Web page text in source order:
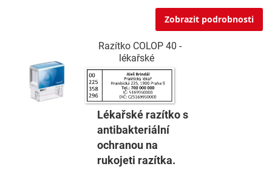
Zobrazit podrobnosti
Razítko COLOP 40 -
lékařské
Lékařské razítko s
antibakteriální
ochranou na
rukojeti razítka.